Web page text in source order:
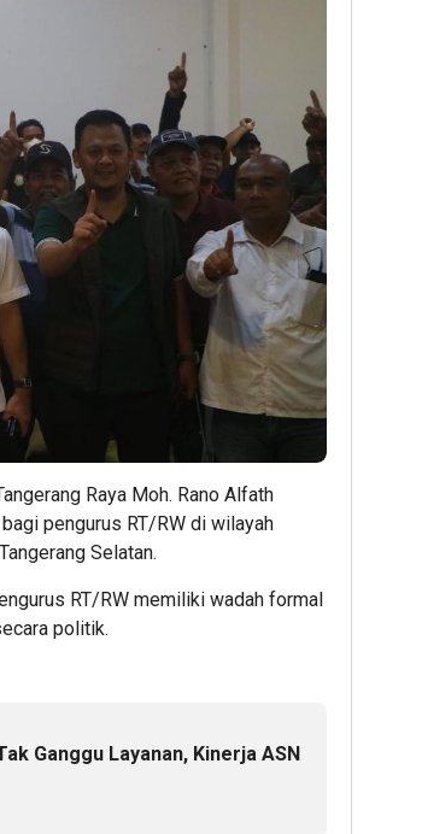
Raya Moh. Rano Alfath
pengurus RT/RW di wilayah
Selatan.
RT/RW memiliki wadah formal
politik.
Ganggu Layanan, Kinerja ASN